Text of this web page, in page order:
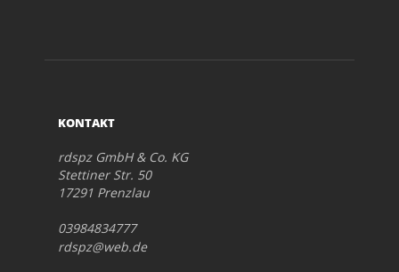
KONTAKT
rdspz GmbH & Co. KG
Stettiner Str. 50
17291 Prenzlau
03984834777
rdspz@web.de